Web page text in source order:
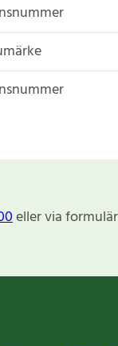
eller via